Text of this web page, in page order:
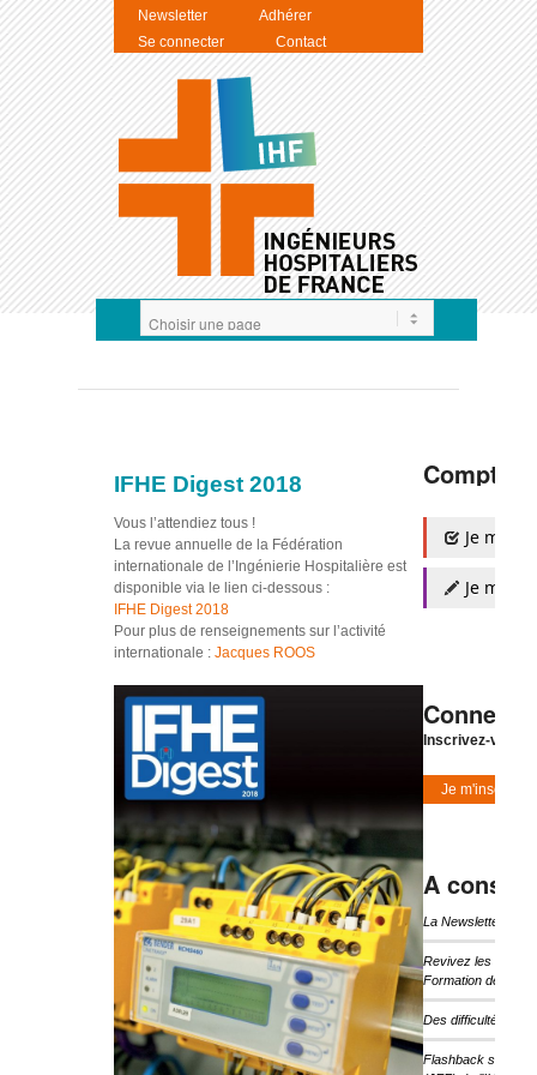
Newsletter
Adhérer
Se connecter
Contact
IFHE Digest 2018
Vous l’attendiez tous !
La revue annuelle de la Fédération
internationale de l’Ingénierie Hospitalière est
disponible via le lien ci-dessous :
IFHE Digest 2018
Pour plus de renseignements sur l’activité
internationale : Jacques ROOS
Compte
Je
Je
Inscrivez-vous
Je m'inscris
A
La Newsletter
Revivez les temps
Formation de l’IHF
Des difficultés
Flashback sur les